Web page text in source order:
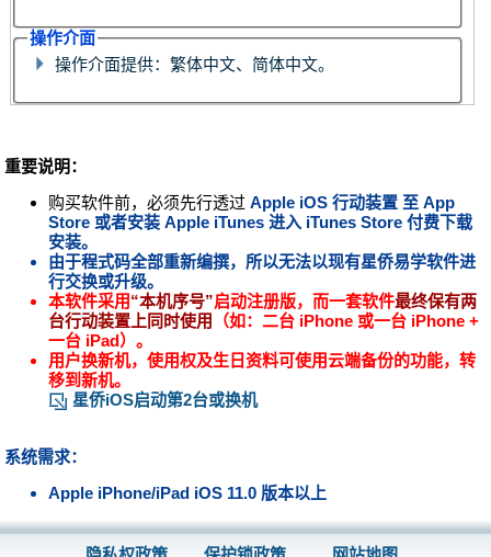
操作介面
操作介面提供：繁体中文、简体中文。
重要说明：
购买软件前，必须先行透过Apple iOS 行动装置 至App
Store 或者安装Apple iTunes 进入 iTunes Store 付费下载
安装。
由于程式码全部重新编撰，所以无法以现有星侨易学软件进
行交换或升级。
本软件采用“本机序号”启动注册版，而一套软件最终保有两
台行动装置上同时使用
（如：二台 iPhone 或一台 iPhone +
一台 iPad）。
用户换新机，使用权及生日资料可使用云端备份的功能，转
移到新机。
星侨iOS启动第2台或换机
系统需求：
Apple iPhone/iPad iOS 11.0 版本以上